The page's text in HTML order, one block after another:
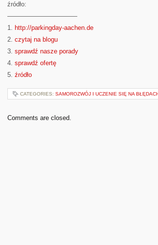
źródło:
———————————
1. http://parkingday-aachen.de
2. czytaj na blogu
3. sprawdź nasze porady
4. sprawdź ofertę
5. źródło
CATEGORIES: SAMOROZWÓJ I UCZENIE SIĘ NA
Comments are closed.